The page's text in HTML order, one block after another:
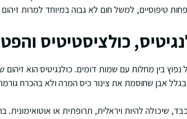
טיפוסיים, למשל חום לא גבוה במיוחד למרות
כולציסטיטיס
בין מחלות עם שמות דומים. כולנגיטיס הוא
אבן שחוסמת את צינור כיס המרה ולא בהכרח
שיכולה להיות ויראלית, תרופתית או אוטואימונית.